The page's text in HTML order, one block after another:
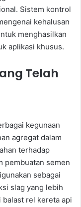
Sistem kontrol
kehalusan
menghasilkan
aplikasi khusus.
Telah
kegunaan
agregat dalam
terhadap
pembuatan semen
sebagai
slag yang lebih
balast rel kereta api